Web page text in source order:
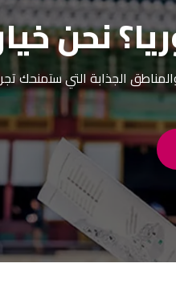
نحن
الجذابة التي ستمنحك